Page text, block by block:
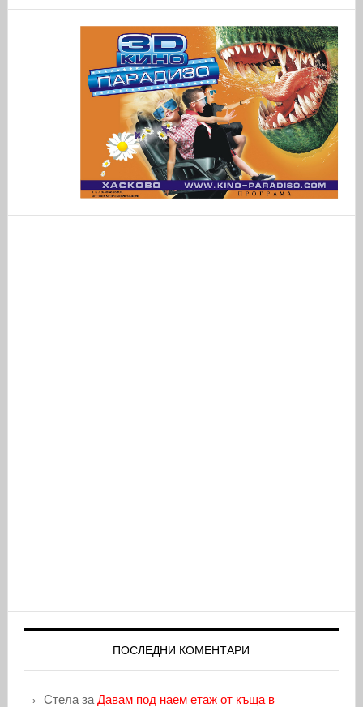
ПОСЛЕДНИ КОМЕНТАРИ
Стелаза Давам под наем етаж от къща в